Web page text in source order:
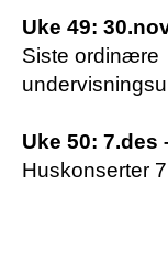
Uke 49:
Siste ordinære
Uke 50: 7.des
Huskonserter